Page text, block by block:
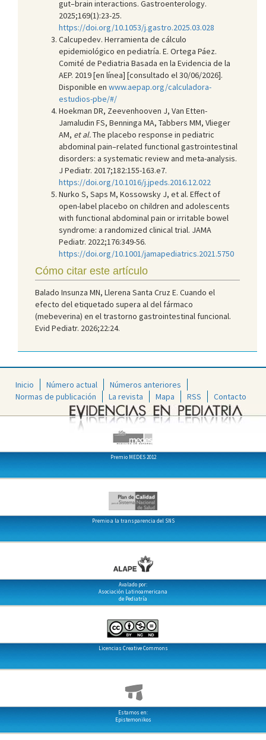
gut–brain interactions. Gastroenterology.
2025;169(1):23-25.
https://doi.org/10.1053/j.gastro.2025.03.028
Calcupedev. Herramienta de cálculo
epidemiológico en pediatría. E. Ortega Páez.
Comité de Pediatria Basada en la Evidencia de la
AEP. 2019 [en línea] [consultado el 30/06/2026].
Disponible en www.aepap.org/calculadora-
estudios-pbe/#/
Hoekman DR, Zeevenhooven J, Van Etten-
Jamaludin FS, Benninga MA, Tabbers MM, Vlieger
AM, et al.The placebo response in pediatric
abdominal pain–related functional gastrointestinal
disorders: a systematic review and meta-analysis.
J Pediatr. 2017;182:155-163.e7.
https://doi.org/10.1016/j.jpeds.2016.12.022
Nurko S, Saps M, Kossowsky J, et al. Effect of
open-label placebo on children and adolescents
with functional abdominal pain or irritable bowel
syndrome: a randomized clinical trial. JAMA
Pediatr. 2022;176:349-56.
https://doi.org/10.1001/jamapediatrics.2021.5750
Cómo citar este artículo
Balado Insunza MN, Llerena Santa Cruz E. Cuando el
efecto del etiquetado supera al del fármaco
(mebeverina) en el trastorno gastrointestinal funcional.
Evid Pediatr. 2026;22:24.
Inicio Número actual
Números anteriores
Normas de publicación
La revista Mapa RSS Contacto
Premio MEDES 2012
Premio a la transparencia del SNS
Avalado por:
Asociación Latinoamericana
de Pediatría
Licencias Creative Commons
Estamos en:
Epistemonikos